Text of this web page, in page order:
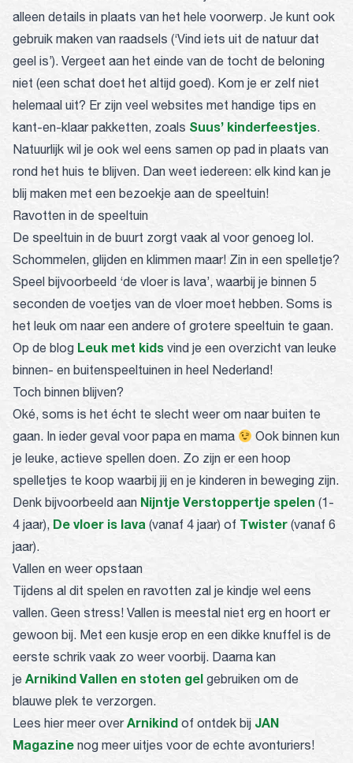
alleen details in plaats van het hele voorwerp. Je kunt ook
gebruik maken van raadsels (‘Vind iets uit de natuur dat
geel is’). Vergeet aan het einde van de tocht de beloning
niet (een schat doet het altijd goed). Kom je er zelf niet
helemaal uit? Er zijn veel websites met handige tips en
kant-en-klaar pakketten, zoals Suus’ kinderfeestjes.
Natuurlijk wil je ook wel eens samen op pad in plaats van
rond het huis te blijven. Dan weet iedereen: elk kind kan je
blij maken met een bezoekje aan de speeltuin!
Ravotten in de speeltuin
De speeltuin in de buurt zorgt vaak al voor genoeg lol.
Schommelen, glijden en klimmen maar! Zin in een spelletje?
Speel bijvoorbeeld ‘de vloer is lava’, waarbij je binnen 5
seconden de voetjes van de vloer moet hebben. Soms is
het leuk om naar een andere of grotere speeltuin te gaan.
Op de blog Leuk met kids vind je een overzicht van leuke
binnen- en buitenspeeltuinen in heel Nederland!
Toch binnen blijven?
Oké, soms is het écht te slecht weer om naar buiten te
gaan. In ieder geval voor papa en mama
Ook binnen kun
je leuke, actieve spellen doen. Zo zijn er een hoop
spelletjes te koop waarbij jij en je kinderen in beweging zijn.
Denk bijvoorbeeld aan Nijntje Verstoppertje spelen (1-
4 jaar), De vloer is lava (vanaf 4 jaar) of Twister (vanaf 6
jaar).
Vallen en weer opstaan
Tijdens al dit spelen en ravotten zal je kindje wel eens
vallen. Geen stress! Vallen is meestal niet erg en hoort er
gewoon bij. Met een kusje erop en een dikke knuffel is de
eerste schrik vaak zo weer voorbij. Daarna kan
je Arnikind Vallen en stoten gel gebruiken om de
blauwe plek te verzorgen.
Lees hier meer overArnikind of ontdek bij JAN
Magazine nog meer uitjes voor de echte avonturiers!